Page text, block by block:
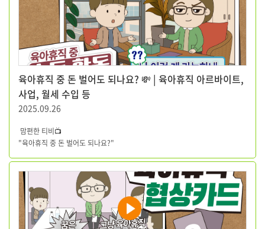
육아휴직 중 돈 벌어도 되나요? 💸 | 육아휴직 아르바이트,
사업, 월세 수입 등
2025.09.26
맘편한 티비📺
"육아휴직 중 돈 벌어도 되나요?"